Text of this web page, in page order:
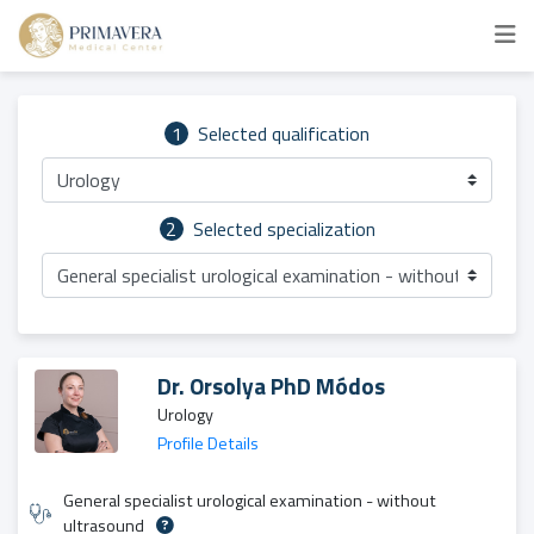
1 Selected qualification
Urology
2
Selected specialization
General specialist urological examination - without
Dr. Orsolya PhD Módos
Urology
Profile Details
General specialist urological examination - without
ultrasound